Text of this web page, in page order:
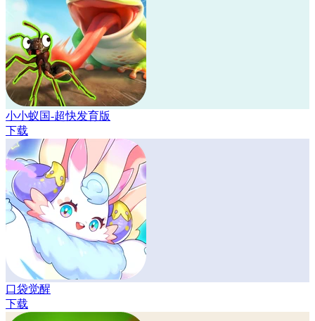
小小蚁国-超快发育版
下载
口袋觉醒
下载